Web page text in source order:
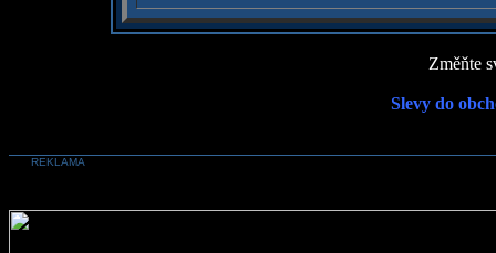
Změňte
Slevy do
REKLAMA